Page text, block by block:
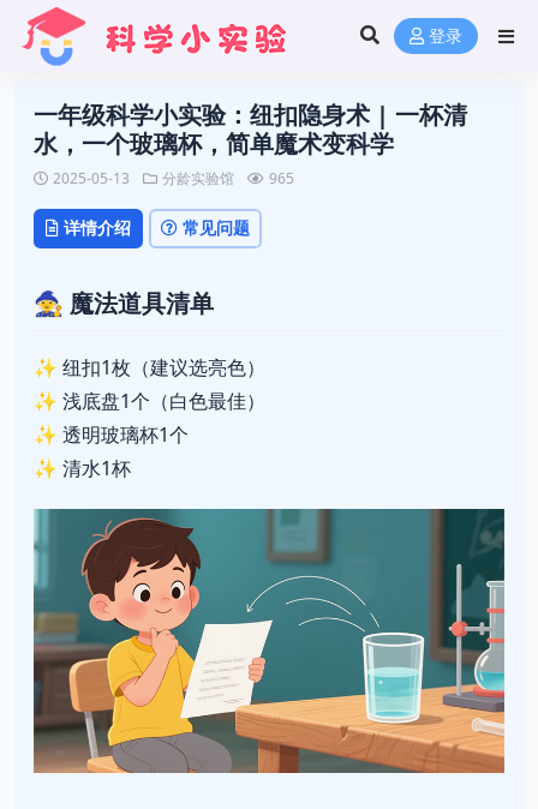
登录
一年级科学小实验：纽扣隐身术 | 一杯清
水，一个玻璃杯，简单魔术变科学
2025-05-13 分龄实验馆 965
详情介绍 常见问题
🧙 魔法道具清单
✨ 纽扣1枚（建议选亮色）
✨ 浅底盘1个（白色最佳）
✨ 透明玻璃杯1个
✨ 清水1杯